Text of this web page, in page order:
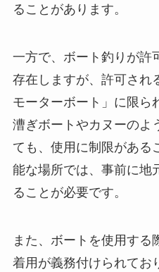
ることがあります。
一方で、ボート釣りが許
存在しますが、許可され
モーターボート」に限ら
漕ぎボートやカヌーのよ
ても、使用に制限がある
能な場所では、事前に地
ることが必要です。
また、ボートを使用する
着用が義務付けられてお